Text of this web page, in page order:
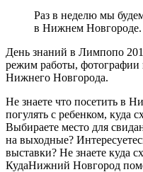
Раз в неделю мы
в Нижнем Новгороде.
День знаний в Лимпопо
режим работы,
Нижнего Новгорода.
Не знаете что посетить в
погулять с ребенком, куда
Выбираете место для
на выходные?
выставки? Не знаете куда
КудаНижний Новгород